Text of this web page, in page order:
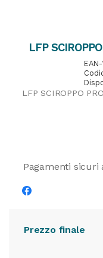
LFP
EAN-
LFP SCIROPPO
Pagamenti sicuri
Prezzo finale